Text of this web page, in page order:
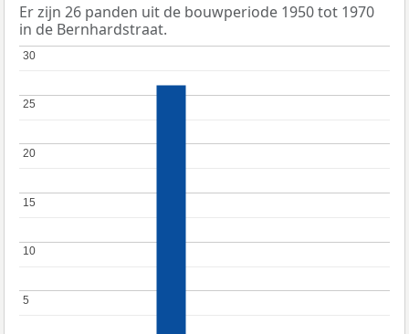
Er zijn 26 panden uit de bouwperiode 1950 tot 1970
in de Bernhardstraat.
5
5
10
10
15
15
20
20
25
25
30
30